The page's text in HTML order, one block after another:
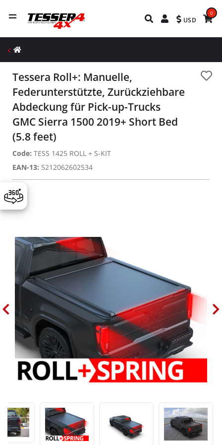
USD
0
Tessera Roll+: Manuelle,
Federunterstützte, Zurückziehbare
Abdeckung für Pick-up-Trucks
GMC Sierra 1500 2019+ Short Bed
(5.8 feet)
Code: TESS 1425 ROLL + S-KIT
EAN-13: 5212062602534